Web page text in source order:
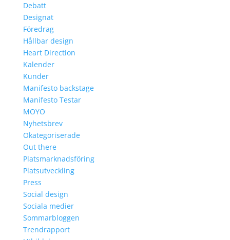
Debatt
Designat
Föredrag
Hållbar design
Heart Direction
Kalender
Kunder
Manifesto backstage
Manifesto Testar
MOYO
Nyhetsbrev
Okategoriserade
Out there
Platsmarknadsföring
Platsutveckling
Press
Social design
Sociala medier
Sommarbloggen
Trendrapport